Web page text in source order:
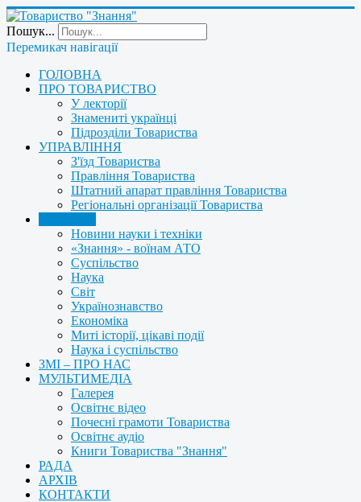
Пошук...
Перемикач навігації
ГОЛОВНА
ПРО ТОВАРИСТВО
У лекторії
Знамениті українці
Підрозділи Товариства
УПРАВЛІННЯ
З'їзд Товариства
Правління Товариства
Штатний апарат правління Товариства
Регіональні організації Товариства
Новини науки і техніки
«Знання» - воїнам АТО
Суспільство
Наука
Світ
Українознавство
Економіка
Миті історії, цікаві події
Наука і суспільство
ЗМІ – ПРО НАС
МУЛЬТИМЕДІА
Галерея
Освітнє відео
Почесні грамоти Товариства
Освітнє аудіо
Книги Товариства "Знання"
РАДА
АРХІВ
КОНТАКТИ